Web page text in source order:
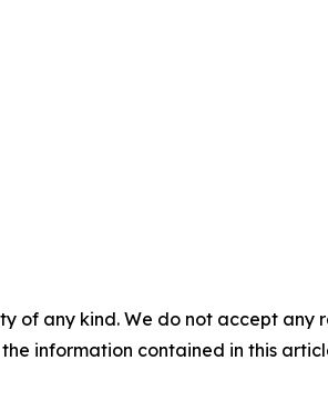
of any kind. We do not accept
information contained in this